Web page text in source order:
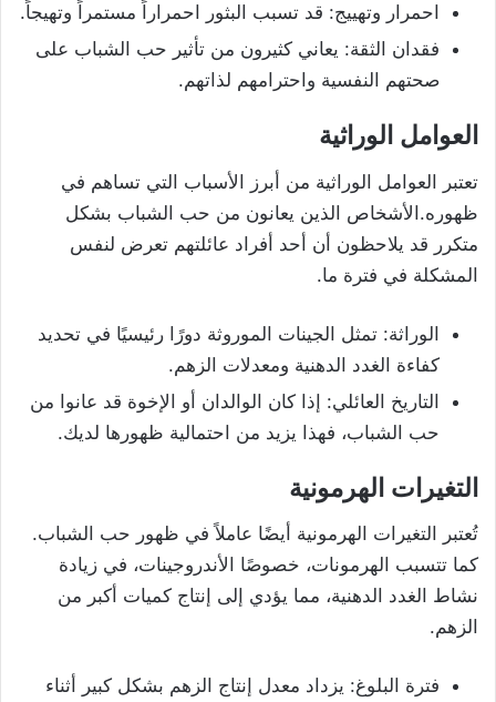
احمرار وتهييج: قد تسبب البثور احمراراً مستمراً وتهيجاً.
فقدان الثقة: يعاني كثيرون من تأثير حب الشباب على
صحتهم النفسية واحترامهم لذاتهم.
العوامل الوراثية
تعتبر العوامل الوراثية من أبرز الأسباب التي تساهم في
ظهوره.الأشخاص الذين يعانون من حب الشباب بشكل
متكرر قد يلاحظون أن أحد أفراد عائلتهم تعرض لنفس
المشكلة في فترة ما.
الوراثة: تمثل الجينات الموروثة دورًا رئيسيًا في تحديد
كفاءة الغدد الدهنية ومعدلات الزهم.
التاريخ العائلي: إذا كان الوالدان أو الإخوة قد عانوا من
حب الشباب، فهذا يزيد من احتمالية ظهورها لديك.
التغيرات الهرمونية
تُعتبر التغيرات الهرمونية أيضًا عاملاً في ظهور حب الشباب.
كما تتسبب الهرمونات، خصوصًا الأندروجينات، في زيادة
نشاط الغدد الدهنية، مما يؤدي إلى إنتاج كميات أكبر من
الزهم.
فترة البلوغ: يزداد معدل إنتاج الزهم بشكل كبير أثناء